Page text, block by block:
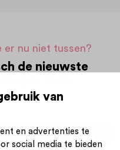
van
en advertenties te
social media te bieden
er nu niet tussen?
de nieuwste
(aanpassen
per mail